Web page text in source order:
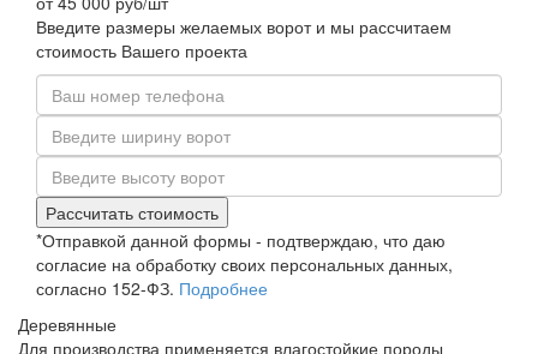
Введите размеры желаемых ворот и мы рассчитаем
стоимость Вашего проекта
Рассчитать стоимость
*Отправкой данной формы - подтверждаю, что даю
согласие на обработку своих персональных данных,
согласно 152-ФЗ. Подробнее
Деревянные
Для производства применяется влагостойкие породы